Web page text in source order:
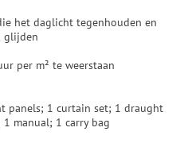
het daglicht tegenhouden en
glijden
per m² te weerstaan
panels; 1 curtain set; 1 draught
manual; 1 carry bag